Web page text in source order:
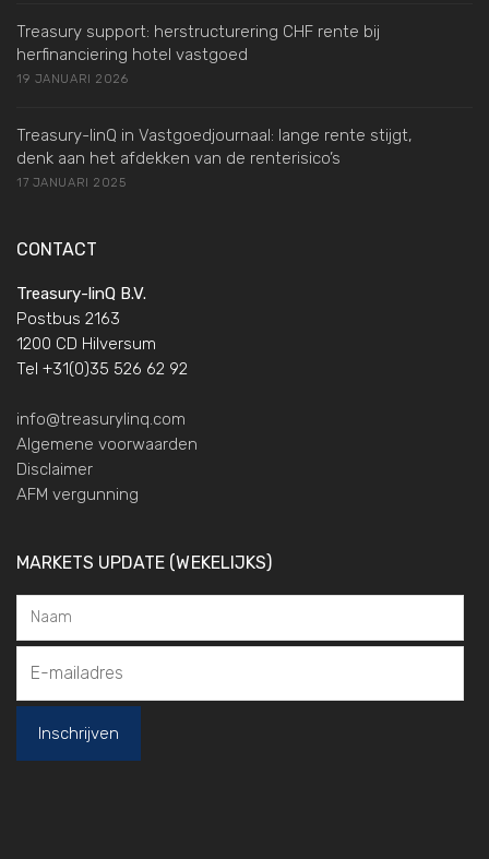
Treasury support: herstructurering CHF rente bij
herfinanciering hotel vastgoed
19 JANUARI 2026
Treasury-linQ in Vastgoedjournaal: lange rente stijgt,
denk aan het afdekken van de renterisico’s
17 JANUARI 2025
CONTACT
Treasury-linQ B.V.
Postbus 2163
1200 CD Hilversum
Tel +31(0)35 526 62 92
info@treasurylinq.com
Algemene voorwaarden
Disclaimer
AFM vergunning
MARKETS UPDATE (WEKELIJKS)